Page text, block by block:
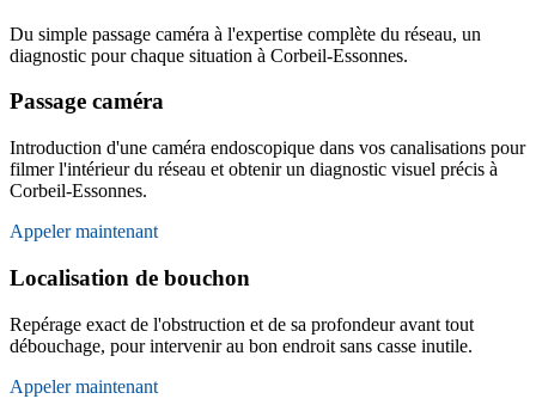
Du simple passage caméra à l'expertise complète du réseau, un
diagnostic pour chaque situation à Corbeil-Essonnes.
Passage caméra
Introduction d'une caméra endoscopique dans vos canalisations pour
filmer l'intérieur du réseau et obtenir un diagnostic visuel précis à
Corbeil-Essonnes.
Appeler maintenant
Localisation de bouchon
Repérage exact de l'obstruction et de sa profondeur avant tout
débouchage, pour intervenir au bon endroit sans casse inutile.
Appeler maintenant